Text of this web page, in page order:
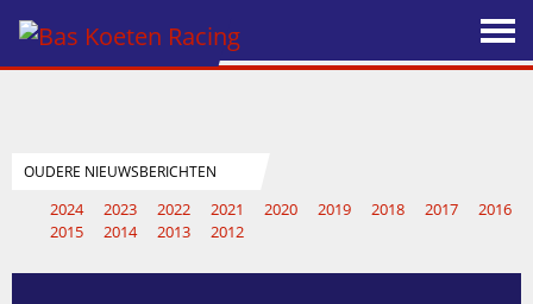
2024 2023 2022 2021 2020 2019 2018 2017
2016
2015
2014 2013 2012